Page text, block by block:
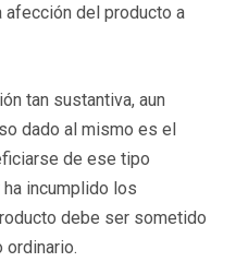
del producto a
tan sustantiva, aun
dado al mismo es el
de ese tipo
incumplido los
debe ser sometido
ordinario.